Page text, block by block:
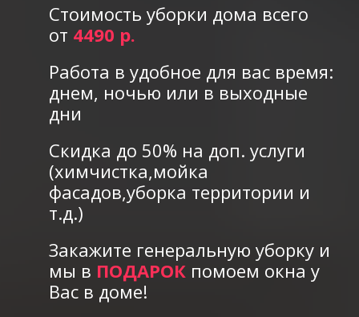
Стоимость уборки дома всего
от 4490 р.
Работа в удобное для вас время:
днем, ночью или в выходные
дни
Скидка до 50% на доп. услуги
(химчистка,мойка
фасадов,уборка территории и
т.д.)
Закажите генеральную уборку и
мы в ПОДАРОК помоем окна у
Вас в доме!